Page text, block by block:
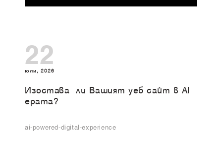
22
юли, 2026
Изоставa ли Вашият уеб сайт в AI
ерата?
ai-powered-digital-experience